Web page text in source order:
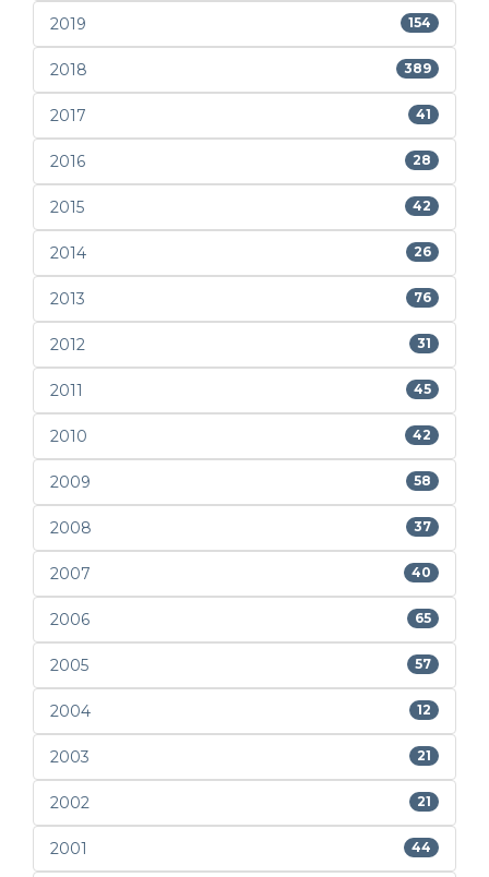
2019 154
2018 389
2017 41
2016 28
2015 42
2014 26
2013 76
2012 31
2011 45
2010 42
2009 58
2008 37
2007 40
2006 65
2005 57
2004 12
2003 21
2002 21
2001 44